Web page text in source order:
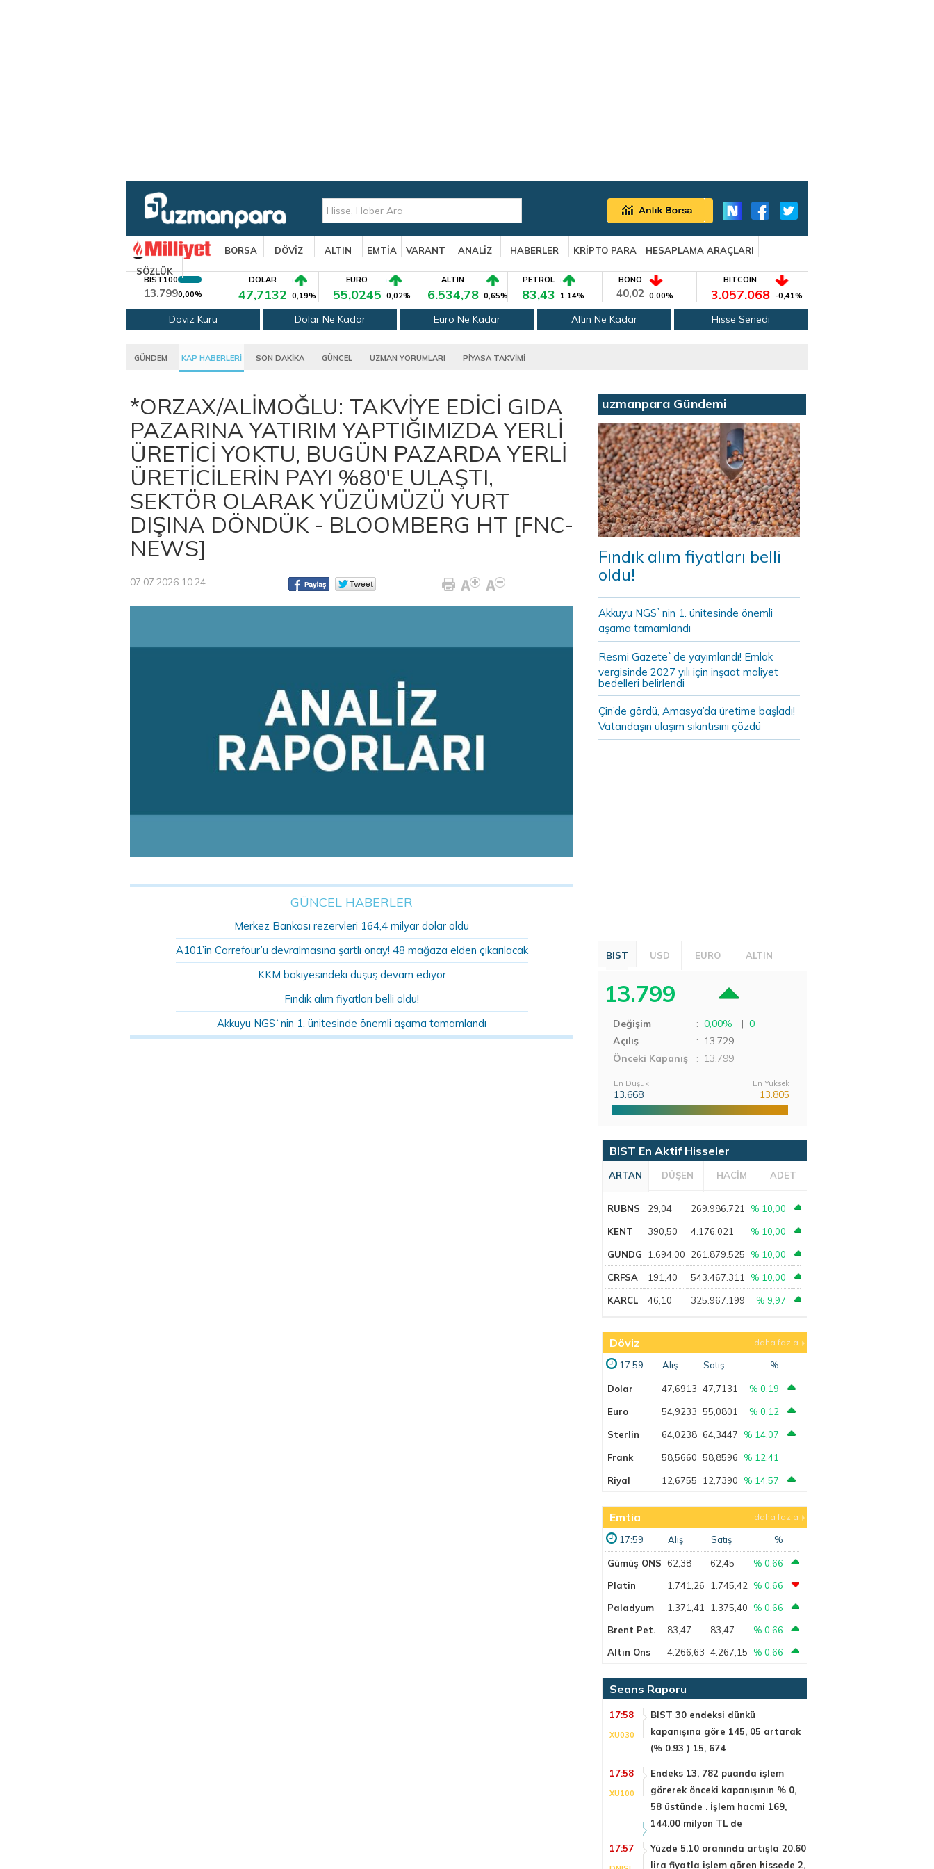
BORSA DÖVİZ ALTIN EMTİA VARANT ANALİZ HABERLER KRİPTO PARA
HESAPLAMA ARAÇLARI
SÖZLÜK
BIST100
13.7990,00%
DOLAR
47,7132 0,19%
EURO
55,0245 0,02%
ALTIN
6.534,78 0,65%
PETROL
83,43 1,14%
BONO
40,02 0,00%
BITCOIN
3.057.068 -0,41%
Döviz Kuru Dolar Ne Kadar Euro Ne Kadar Altın Ne Kadar Hisse Senedi
GÜNDEM KAP HABERLERİ SON DAKİKA GÜNCEL UZMAN YORUMLARI PİYASA TAKVİMİ
*ORZAX/ALİMOĞLU: TAKVİYE EDİCİ GIDA
PAZARINA YATIRIM YAPTIĞIMIZDA YERLİ
ÜRETİCİ YOKTU, BUGÜN PAZARDA YERLİ
ÜRETİCİLERİN PAYI %80'E ULAŞTI,
SEKTÖR OLARAK YÜZÜMÜZÜ YURT
DIŞINA DÖNDÜK - BLOOMBERG HT [FNC-
NEWS]
07.07.2026 10:24
GÜNCEL HABERLER
Merkez Bankası rezervleri 164,4 milyar dolar oldu
A101’in Carrefour’u devralmasına şartlı onay! 48 mağaza elden çıkarılacak
KKM bakiyesindeki düşüş devam ediyor
Fındık alım fiyatları belli oldu!
Akkuyu NGS`nin 1. ünitesinde önemli aşama tamamlandı
uzmanpara Gündemi
Fındık alım fiyatları belli
oldu!
Akkuyu NGS`nin 1. ünitesinde önemli
aşama tamamlandı
Resmi Gazete`de yayımlandı! Emlak
vergisinde 2027 yılı için inşaat maliyet
bedelleri belirlendi
Çin’de gördü, Amasya’da üretime başladı!
Vatandaşın ulaşım sıkıntısını çözdü
BIST USD EURO ALTIN
13.799
Değişim : 0,00% | 0
Açılış
: 13.729
Önceki Kapanış
: 13.799
En Düşük
13.668
En Yüksek
13.805
BIST En Aktif Hisseler
ARTAN DÜŞEN HACİM ADET
RUBNS 29,04 269.986.721 % 10,00
KENT 390,50 4.176.021 % 10,00
GUNDG 1.694,00 261.879.525 % 10,00
CRFSA 191,40 543.467.311 % 10,00
KARCL 46,10 325.967.199 % 9,97
Döviz daha fazla
17:59 Alış Satış %
Dolar 47,6913 47,7131 % 0,19
Euro 54,9233 55,0801 % 0,12
Sterlin 64,0238 64,3447 % 14,07
Frank 58,5660 58,8596 % 12,41
Riyal 12,6755 12,7390 % 14,57
Emtia daha fazla
17:59 Alış Satış %
Gümüş ONS 62,38 62,45
% 0,66
Platin
1.741,26 1.745,42
% 0,66
Paladyum
1.371,41 1.375,40
% 0,66
Brent Pet.
83,47 83,47
% 0,66
Altın Ons
4.266,63 4.267,15 % 0,66
Seans Raporu
17:58
XU030
BIST 30 endeksi dünkü
kapanışına göre 145, 05 artarak
(% 0.93 ) 15, 674
17:58
XU100
Endeks 13, 782 puanda işlem
görerek önceki kapanışının % 0,
58 üstünde . İşlem hacmi 169,
144.00 milyon TL de
17:57
Yüzde 5.10 oranında artışla 20.60
lira fiyatla işlem gören hissede 2,